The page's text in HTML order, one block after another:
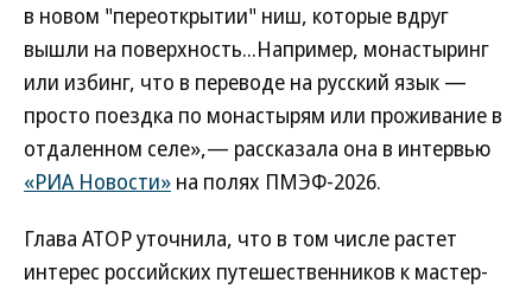
в новом "переоткрытии" ниш, которые вдруг
вышли на поверхность...Например, монастыринг
или избинг, что в переводе на русский язык —
просто поездка по монастырям или проживание в
отдаленном селе»,— рассказала она в интервью
«РИА Новости» на полях ПМЭФ-2026.
Глава АТОР уточнила, что в том числе растет
интерес российских путешественников к мастер-